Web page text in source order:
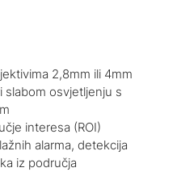
2,8mm ili 4mm
osvjetljenju s
interesa (ROI)
alarma, detekcija
iz područja